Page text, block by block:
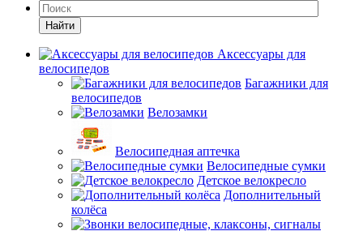
Найти
Аксессуары для
велосипедов
Багажники для
велосипедов
Велозамки
Велосипедная аптечка
Велосипедные сумки
Детское велокресло
Дополнительный
колёса